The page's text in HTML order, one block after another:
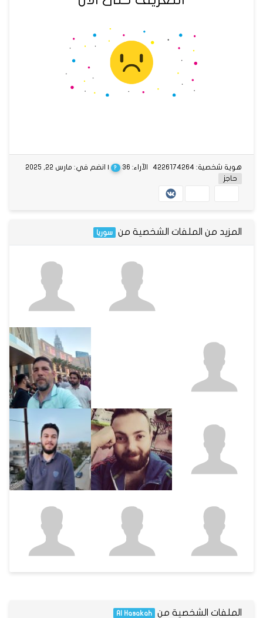
الآراء: 36 ? | انضم في: مارس 22, 2025
هوية شخصية: 4226174264
حاجز
المزيد من الملفات الشخصية من سوريا
الملفات الشخصية من Al Hasakah